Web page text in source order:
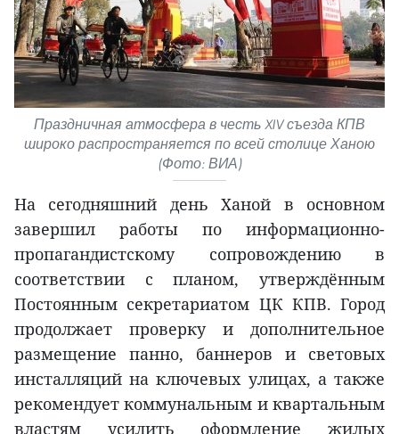
Праздничная атмосфера в честь XIV съезда КПВ
широко распространяется по всей столице Ханою
(Фото: ВИА)
На сегодняшний день Ханой в основном
завершил работы по информационно-
пропагандистскому сопровождению в
соответствии с планом, утверждённым
Постоянным секретариатом ЦК КПВ. Город
продолжает проверку и дополнительное
размещение панно, баннеров и световых
инсталляций на ключевых улицах, а также
рекомендует коммунальным и квартальным
властям усилить оформление жилых